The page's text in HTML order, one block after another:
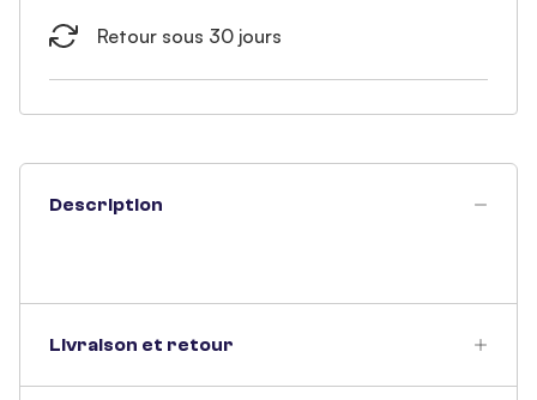
Retour sous 30 jours
Description
Livraison et retour